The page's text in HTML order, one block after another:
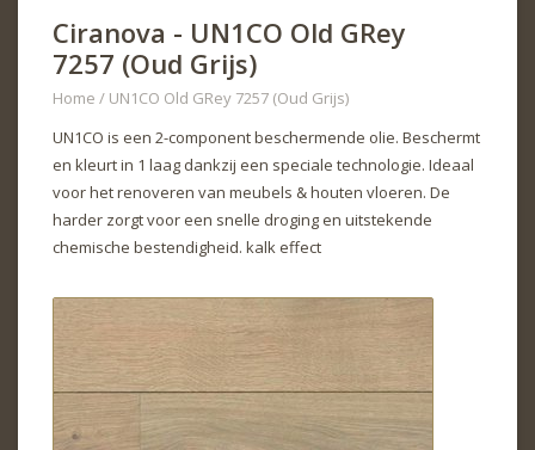
Ciranova - UN1CO Old GRey
7257 (Oud Grijs)
Home / UN1CO Old GRey 7257 (Oud Grijs)
UN1CO is een 2-component beschermende olie. Beschermt
en kleurt in 1 laag dankzij een speciale technologie. Ideaal
voor het renoveren van meubels & houten vloeren. De
harder zorgt voor een snelle droging en uitstekende
chemische bestendigheid. kalk effect